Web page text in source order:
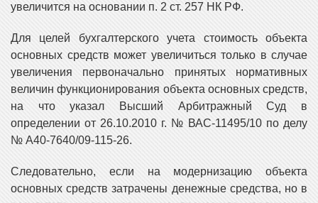
увеличится на основании п. 2 ст. 257 НК РФ.
Для целей бухгалтерского учета стоимость объекта
основных средств может увеличиться только в случае
увеличения первоначально принятых нормативных
величин функционирования объекта основных средств,
на что указал Высший Арбитражный Суд в
определении от 26.10.2010 г. № ВАС-11495/10 по делу
№ А40-7640/09-115-26.
Следовательно, если на модернизацию объекта
основных средств затрачены денежные средства, но в